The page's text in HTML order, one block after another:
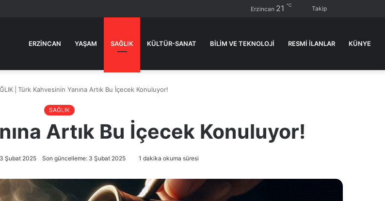
Takip
Erzincan 21 ℃
ERZINCAN YAŞAM SAĞLIK KÜLTÜR-SANAT BİLİM VE TEKNOLOJİ RESMI İLANLAR KÜNYE
Türk Kahvesinin Yanına Artık Bu İçecek Konuluyor!
SAĞLIK
Artık Bu İçecek Konuluyor!
3 Şubat 2025 Son güncelleme: 3 Şubat 2025 1 dakika okuma süresi